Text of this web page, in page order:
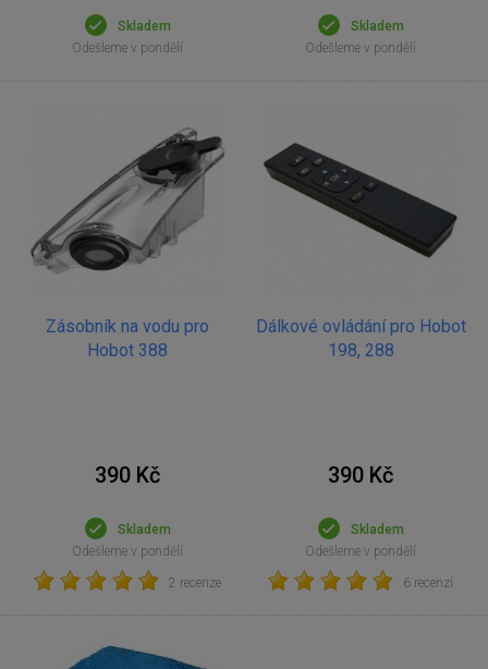
Skladem
Odešleme v pondělí
Skladem
Odešleme v pondělí
Zásobník na vodu pro
Hobot 388
390 Kč
Skladem
Odešleme v pondělí
2 recenze
Dálkové ovládání pro Hobot
198, 288
390 Kč
Skladem
Odešleme v pondělí
6 recenzí